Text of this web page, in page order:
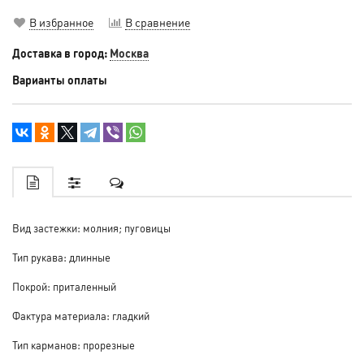
В избранное В сравнение
Доставка в город: Москва
Варианты оплаты
Вид застежки: молния; пуговицы
Тип рукава: длинные
Покрой: приталенный
Фактура материала: гладкий
Тип карманов: прорезные